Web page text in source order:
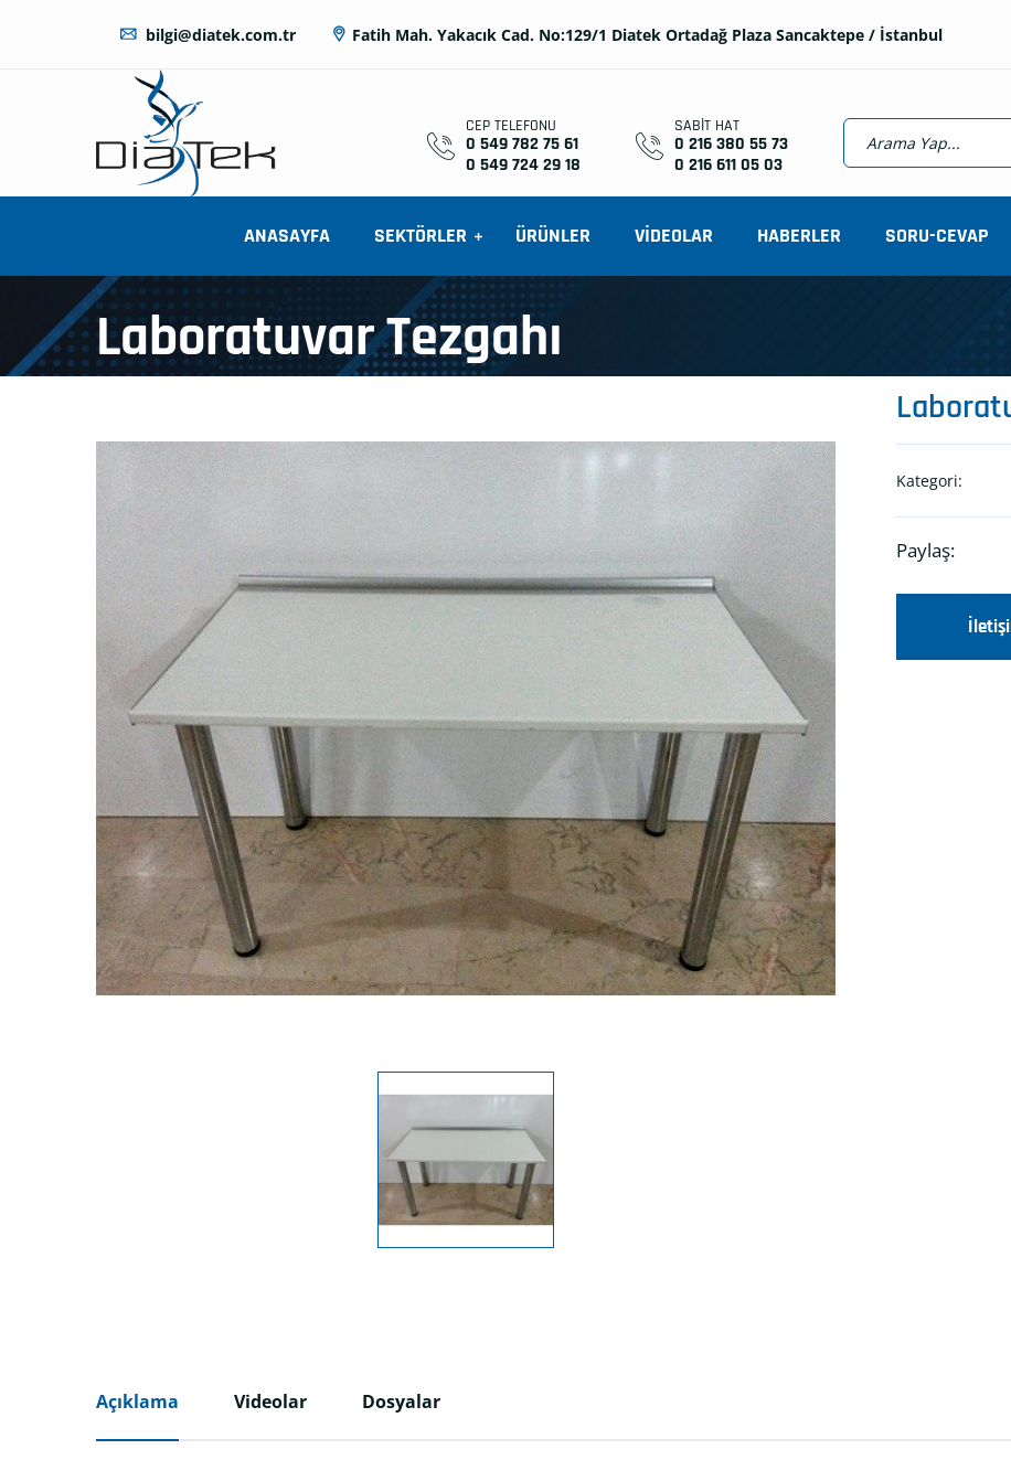
bilgi@diatek.com.tr Fatih Mah. Yakacık Cad. No:129/1 Diatek Ortadağ Plaza Sancaktepe / İstanbul
CEP TELEFONU
0 549 782 75 61
0 549 724 29 18
SABIT HAT
0 216 380 55 73
0 216 611 05 03
ANASAYFA SEKTÖRLER ÜRÜNLER VİDEOLAR HABERLER SORU-CEVAP
Laboratuvar Tezgahı
Kategori:
Paylaş:
Açıklama Videolar Dosyalar